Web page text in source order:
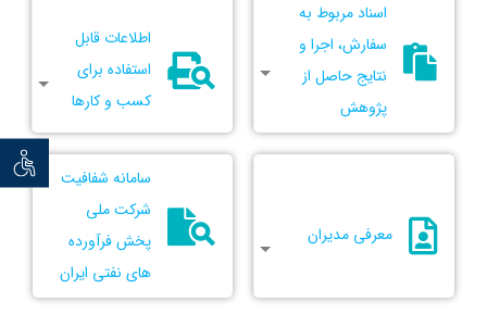
توان
اسناد مربوط به
سفارش، اجرا و
نتایج حاصل از
پژوهش
اطلاعات قابل
استفاده برای
کسب و کارها
معرفی مدیران
سامانه شفافیت
شرکت ملی
پخش فرآورده
های نفتی ایران